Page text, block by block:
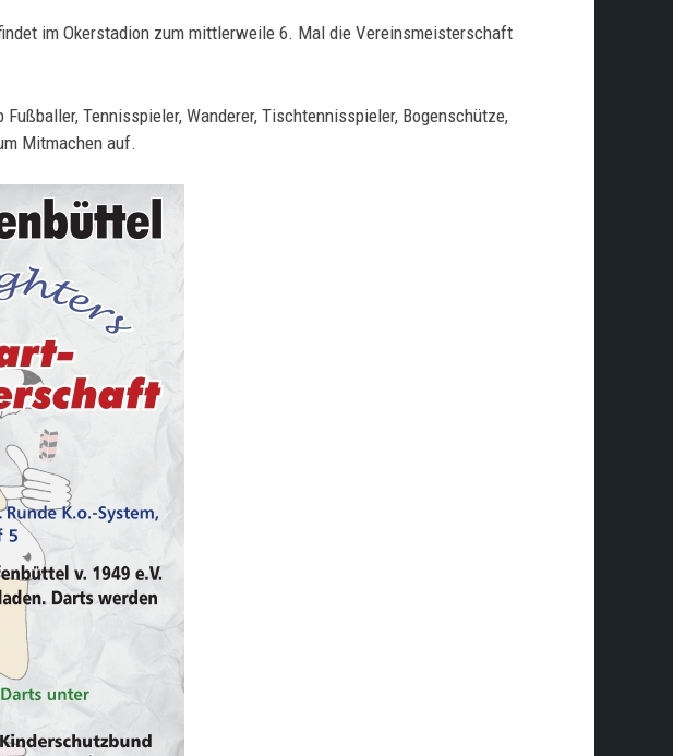
im Okerstadion zum mittlerweile 6. Mal die Vereinsmeisterschaft
Tennisspieler, Wanderer, Tischtennisspieler, Bogenschütze,
Mitmachen auf.